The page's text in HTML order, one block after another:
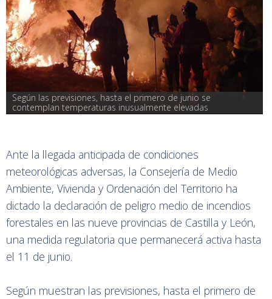
Según las previsiones, hasta el primero de junio se
contemplan temperaturas inusualmente elevadas
Ante la llegada anticipada de condiciones
meteorológicas adversas, la Consejería de Medio
Ambiente, Vivienda y Ordenación del Territorio ha
dictado la declaración de peligro medio de incendios
forestales en las nueve provincias de Castilla y León,
una medida regulatoria que permanecerá activa hasta
el 11 de junio.
Según muestran las previsiones, hasta el primero de